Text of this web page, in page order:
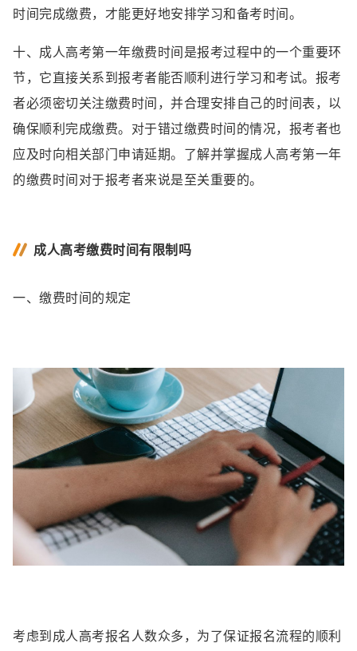
时间完成缴费，才能更好地安排学习和备考时间。
十、成人高考第一年缴费时间是报考过程中的一个重要环
节，它直接关系到报考者能否顺利进行学习和考试。报考
者必须密切关注缴费时间，并合理安排自己的时间表，以
确保顺利完成缴费。对于错过缴费时间的情况，报考者也
应及时向相关部门申请延期。了解并掌握成人高考第一年
的缴费时间对于报考者来说是至关重要的。
成人高考缴费时间有限制吗
一、缴费时间的规定
考虑到成人高考报名人数众多，为了保证报名流程的顺利